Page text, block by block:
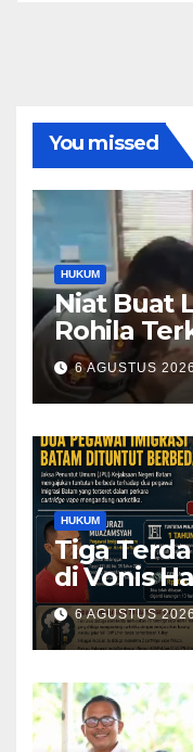
You missed
HUKUM
Niat Buat
Rohila
Bantuan
Kombes
6 AGUSTUS 2026
HUKUM
Tiga
di Vonis
Oknum
Batam
6 AGUSTUS 2026